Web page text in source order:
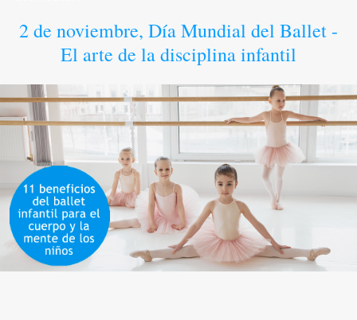
2 de noviembre, Día Mundial del Ballet -
El arte de la disciplina infantil